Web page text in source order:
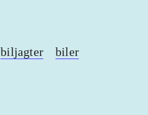
biljagter biler